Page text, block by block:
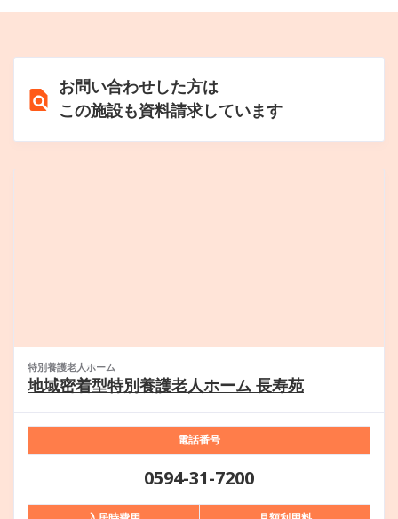
お問い合わせした方は
この施設も資料請求しています
特別養護老人ホーム
地域密着型特別養護老人ホーム 長寿苑
電話番号
0594-31-7200